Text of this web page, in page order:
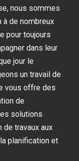
nous sommes
à de nombreux
pour toujours
dans leur
jour le
un travail de
vous offre des
de
solutions
de travaux aux
planification et